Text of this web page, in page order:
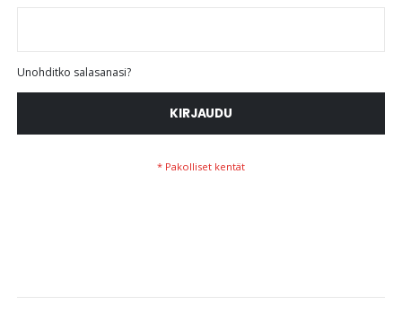
Unohditko salasanasi?
KIRJAUDU